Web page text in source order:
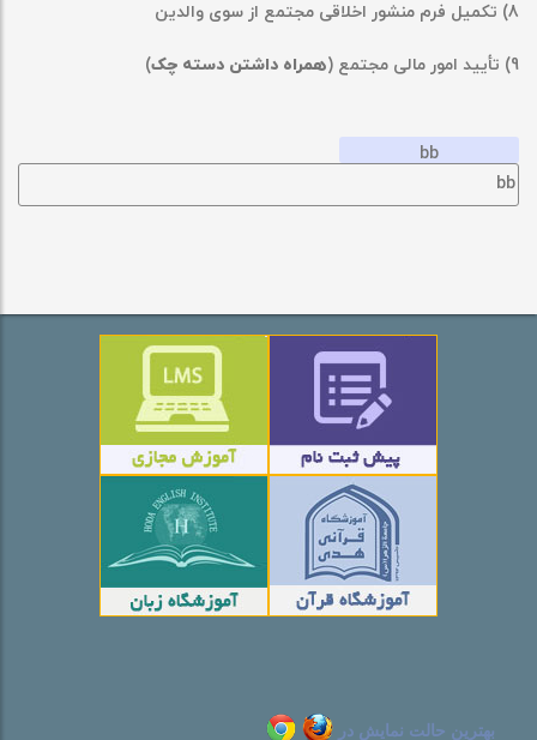
8) تکمیل فرم منشور اخلاقی مجتمع از سوی والدین
9) تأیید امور مالی مجتمع ( همراه داشتن دسته چک)
bb
bb
بهترین حالت نمایش در